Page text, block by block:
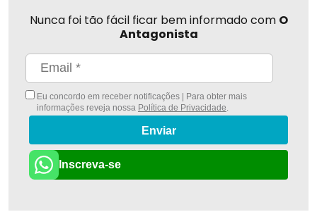
Nunca foi tão fácil ficar bem informado com O
Antagonista
Eu concordo em receber notificações | Para obter mais
informações reveja nossa Política de Privacidade
Enviar
Inscreva-se